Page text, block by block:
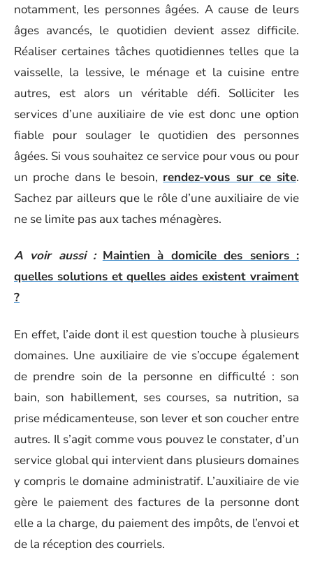
notamment, les personnes âgées. A cause de leurs
âges avancés, le quotidien devient assez difficile.
Réaliser certaines tâches quotidiennes telles que la
vaisselle, la lessive, le ménage et la cuisine entre
autres, est alors un véritable défi. Solliciter les
services d’une auxiliaire de vie est donc une option
fiable pour soulager le quotidien des personnes
âgées. Si vous souhaitez ce service pour vous ou pour
un proche dans le besoin, rendez-vous sur ce site.
Sachez par ailleurs que le rôle d’une auxiliaire de vie
ne se limite pas aux taches ménagères.
A voir aussi : Maintien à domicile des seniors :
quelles solutions et quelles aides existent vraiment
?
En effet, l’aide dont il est question touche à plusieurs
domaines. Une auxiliaire de vie s’occupe également
de prendre soin de la personne en difficulté : son
bain, son habillement, ses courses, sa nutrition, sa
prise médicamenteuse, son lever et son coucher entre
autres. Il s’agit comme vous pouvez le constater, d’un
service global qui intervient dans plusieurs domaines
y compris le domaine administratif. L’auxiliaire de vie
gère le paiement des factures de la personne dont
elle a la charge, du paiement des impôts, de l’envoi et
de la réception des courriels.